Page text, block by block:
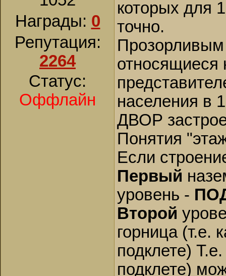
Награды: 0
Репутация:
2264
Статус:
Оффлайн
которых для
точно.
населения в
ДВОР
Понятия
Если
Первый
уровень -
Второй
горница (т.е.
подклете)
подклете)